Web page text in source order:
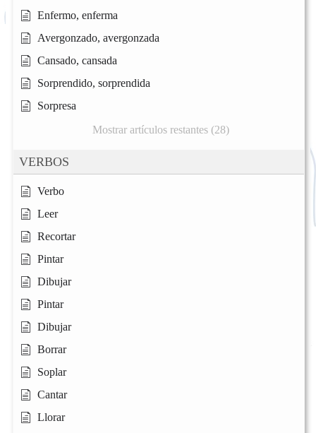
Enfermo, enferma
Avergonzado, avergonzada
Cansado, cansada
Sorprendido, sorprendida
Sorpresa
Mostrar artículos restantes (28)
VERBOS
Verbo
Leer
Recortar
Pintar
Dibujar
Pintar
Dibujar
Borrar
Soplar
Cantar
Llorar